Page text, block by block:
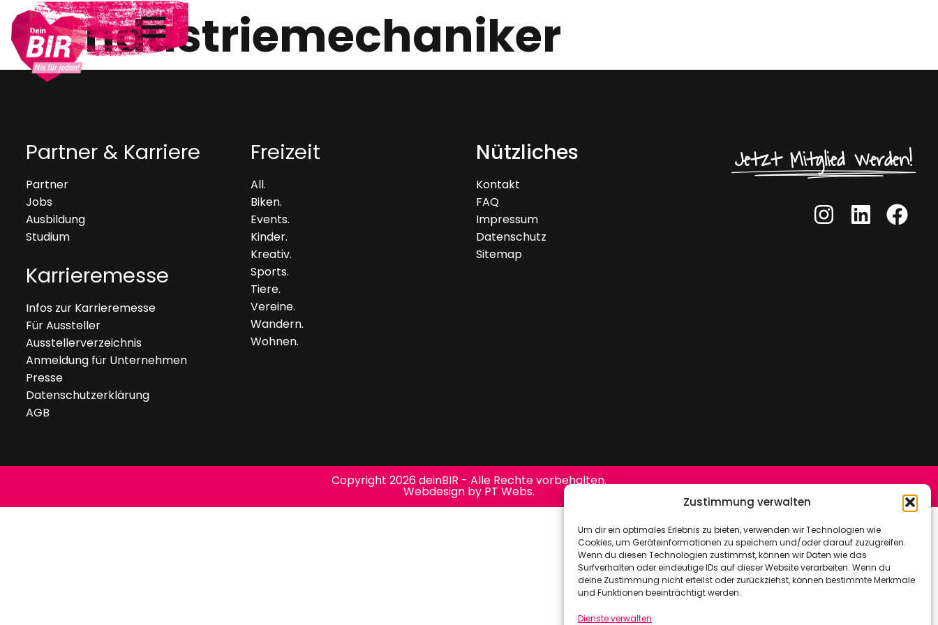
Zustimmung verwalten
Um dir ein optimales Erlebnis zu bieten, verwenden wir Technologien wie
Cookies, um Geräteinformationen zu speichern und/oder darauf zuzugreifen.
Wenn du diesen Technologien zustimmst, können wir Daten wie das
Surfverhalten oder eindeutige IDs auf dieser Website verarbeiten. Wenn du
deine Zustimmung nicht erteilst oder zurückziehst, können bestimmte Merkmale
und Funktionen beeinträchtigt werden.
Dienste verwalten
Industriemechaniker
Partner & Karriere
Partner
Jobs
Ausbildung
Studium
Karrieremesse
Infos zur Karrieremesse
Für Aussteller
Ausstellerverzeichnis
Anmeldung für Unternehmen
Presse
Datenschutzerklärung
AGB
Freizeit
All.
Biken.
Events.
Kinder.
Kreativ.
Sports.
Tiere.
Vereine.
Wandern.
Wohnen.
Nützliches
Kontakt
FAQ
Impressum
Datenschutz
Sitemap
Jetzt Mitglied werden!
Copyright 2026 deinBIR - Alle Rechte vorbehalten.
Webdesign by PT Webs.